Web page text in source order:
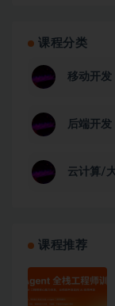
课程分类
移动开发
后端开发
云计算/
课程推荐